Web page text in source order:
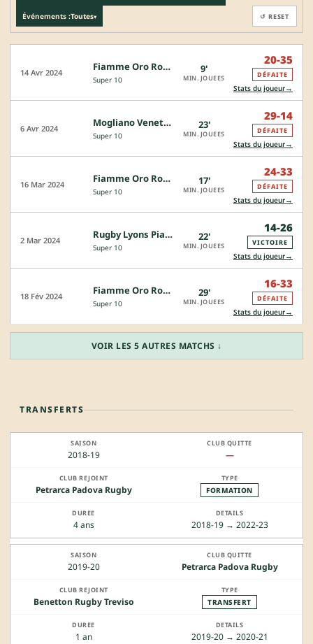
Événements :Toutes▾ ↺ RESET
14 Avr 2024 Fiamme Oro Roma - Rugby Viadana 1970
Super 10
9'
MIN. JOUEES
20-35
DÉFAITE
Stats du joueur→
6 Avr 2024 Mogliano Veneto Rugby - Fiamme Oro Roma
Super 10
23'
MIN. JOUEES
29-14
DÉFAITE
Stats du joueur→
16 Mar 2024 Fiamme Oro Roma - Femi CZ Rugby Rovigo
Super 10
17'
MIN. JOUEES
24-33
DÉFAITE
Stats du joueur→
2 Mar 2024 Rugby Lyons Piacenza - Fiamme Oro Roma
Super 10
22'
MIN. JOUEES
14-26
VICTOIRE
Stats du joueur→
18 Fév 2024 Fiamme Oro Roma - Petrarca Padova Rugby
Super 10
29'
MIN. JOUEES
16-33
DÉFAITE
Stats du joueur→
VOIR LES 5 AUTRES MATCHS ↓
TRANSFERTS
2018-19 —
Petrarca Padova Rugby FORMATION
4 ans 2018-19 → 2022-23
2019-20 Petrarca Padova Rugby
Benetton Rugby Treviso TRANSFERT
1 an 2019-20 → 2020-21